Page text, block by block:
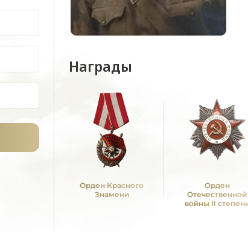
Награды
Орден Красного
Знамени
Орден
Отечественной
войны II